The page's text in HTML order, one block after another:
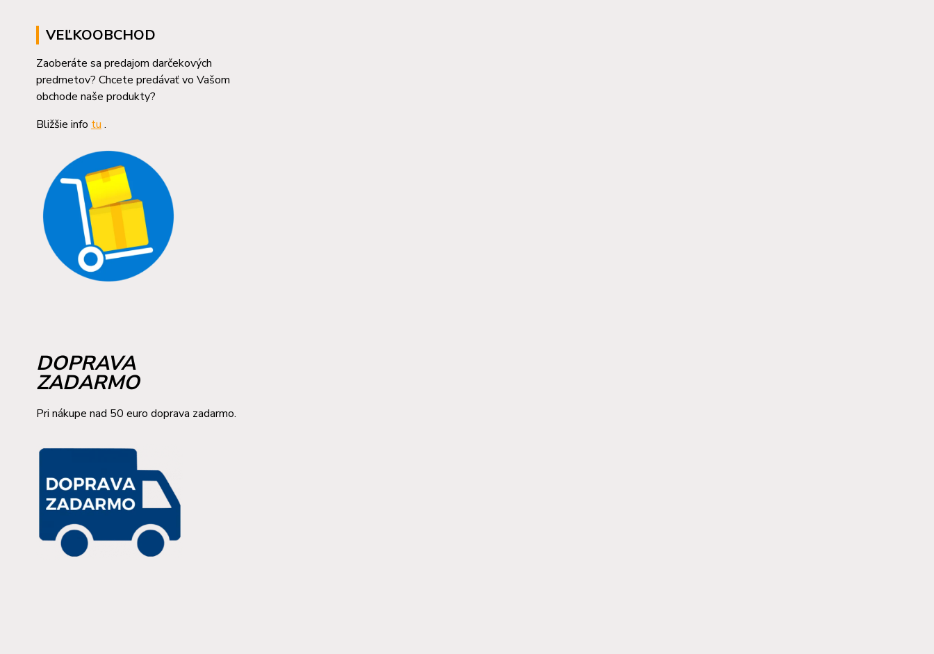
VEĽKOOBCHOD
Zaoberáte sa predajom darčekových
predmetov? Chcete predávať vo Vašom
obchode naše produkty?
Bližšie info tu .
DOPRAVA
ZADARMO
Pri nákupe nad 50 euro doprava zadarmo.